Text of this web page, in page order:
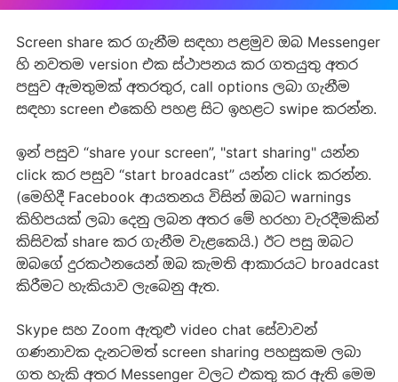
Screen share කර ගැනීම සඳහා පළමුව ඔබ Messenger
හි නවතම version එක ස්ථාපනය කර ගතයුතු අතර
පසුව ඇමතුමක් අතරතුර, call options ලබා ගැනීම
සඳහා screen එකෙහි පහළ සිට ඉහළට swipe කරන්න.
ඉන් පසුව “share your screen”, "start sharing" යන්න
click කර පසුව “start broadcast” යන්න click කරන්න.
(මෙහිදී Facebook ආයතනය විසින් ඔබට warnings
කිහිපයක් ලබා දෙනු ලබන අතර මේ හරහා වැරදීමකින්
කිසිවක් share කර ගැනීම වැළකෙයි.) ඊට පසු ඔබට
ඔබගේ දුරකථනයෙන් ඔබ කැමති ආකාරයට broadcast
කිරීමට හැකියාව ලැබෙනු ඇත.
Skype සහ Zoom ඇතුළු video chat සේවාවන්
ගණනාවක දැනටමත් screen sharing පහසුකම ලබා
ගත හැකි අතර Messenger වලට එකතු කර ඇති මෙම